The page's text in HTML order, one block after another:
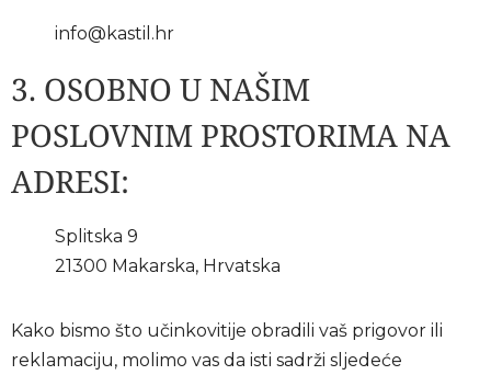
info@kastil.hr
3. OSOBNO U NAŠIM
POSLOVNIM PROSTORIMA NA
ADRESI:
Splitska 9
21300 Makarska, Hrvatska
Kako bismo što učinkovitije obradili vaš prigovor ili
reklamaciju, molimo vas da isti sadrži sljedeće